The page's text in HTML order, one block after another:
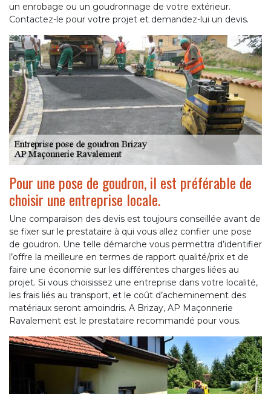
un enrobage ou un goudronnage de votre extérieur.
Contactez-le pour votre projet et demandez-lui un devis.
Pour une pose de goudron, il est préférable de
choisir une entreprise locale.
Une comparaison des devis est toujours conseillée avant de
se fixer sur le prestataire à qui vous allez confier une pose
de goudron. Une telle démarche vous permettra d’identifier
l’offre la meilleure en termes de rapport qualité/prix et de
faire une économie sur les différentes charges liées au
projet. Si vous choisissez une entreprise dans votre localité,
les frais liés au transport, et le coût d’acheminement des
matériaux seront amoindris. A Brizay, AP Maçonnerie
Ravalement est le prestataire recommandé pour vous.